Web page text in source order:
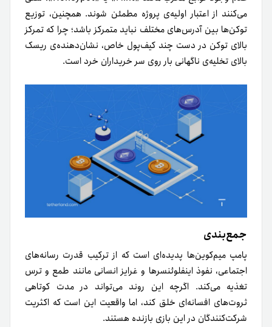
می‌کنند از اعتبار اولیه‌ی پروژه مطمئن شوند. همچنین، توزیع
توکن‌ها بین آدرس‌های مختلف نباید متمرکز باشد؛ چرا که تمرکز
بالای توکن در دست چند کیف‌پول خاص، نشان‌دهنده‌ی ریسک
بالای تخلیه‌ی ناگهانی بار روی سر خریداران خرد است.
جمع‌بندی
پامپ میم‌کوین‌ها پدیده‌ای است که از ترکیب قدرت رسانه‌های
اجتماعی، نفوذ اینفلوئنسرها و غرایز انسانی مانند طمع و ترس
تغذیه می‌کند. اگرچه این روند می‌تواند در مدت کوتاهی
ثروت‌های افسانه‌ای خلق کند، اما واقعیت این است که اکثریت
شرکت‌کنندگان در این بازی بازنده هستند.